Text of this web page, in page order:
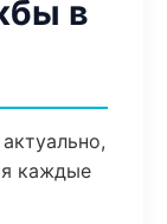
в
каждые